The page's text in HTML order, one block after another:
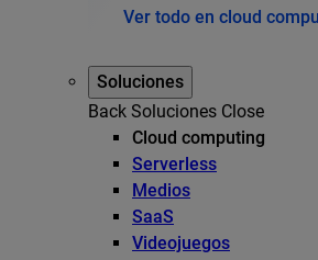
Ver todo en cloud
Soluciones
Back Soluciones Close
Cloud computing
Serverless
Medios
SaaS
Videojuegos